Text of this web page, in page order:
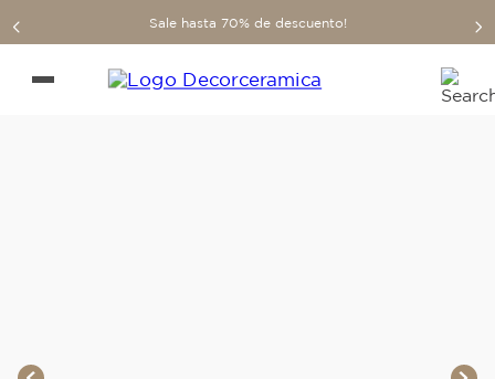
Sale hasta 70% de descuento!